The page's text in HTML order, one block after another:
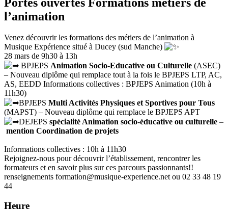
l’animation
Venez découvrir les formations des métiers de l’animation à
Musique Expérience situé à Ducey (sud Manche)
28 mars de 9h30 à 13h
BPJEPS Animation Socio-Educative ou Culturelle (ASEC)
– Nouveau diplôme qui remplace tout à la fois le BPJEPS LTP, AC,
AS, EEDD Informations collectives : BPJEPS Animation (10h à
11h30)
BPJEPS Multi Activités Physiques et Sportives pour Tous
(MAPST) – Nouveau diplôme qui remplace le BPJEPS APT
DEJEPS spécialité Animation socio-éducative ou culturelle –
mention Coordination de projets
Informations collectives : 10h à 11h30
Rejoignez-nous pour découvrir l’établissement, rencontrer les
formateurs et en savoir plus sur ces parcours passionnants!!
renseignements formation@musique-experience.net ou 02 33 48 19
44
Heure